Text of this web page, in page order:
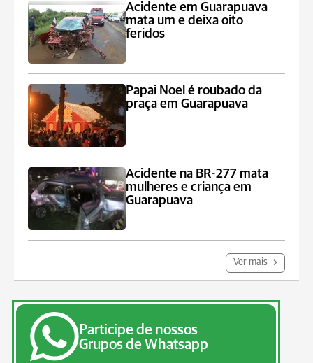
Acidente em Guarapuava
mata um e deixa oito
feridos
Papai Noel é roubado da
praça em Guarapuava
Acidente na BR-277 mata
mulheres e criança em
Guarapuava
Ver mais
Participe de nossos
Grupos de Whatsapp